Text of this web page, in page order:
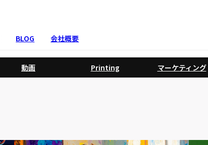
BLOG 会社概要
動画 Printing マーケティング